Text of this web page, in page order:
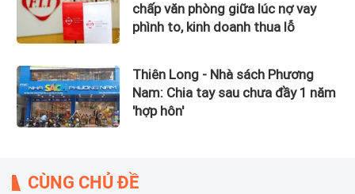
chấp văn phòng giữa lúc nợ vay
phình to, kinh doanh thua lỗ
Thiên Long - Nhà sách Phương
Nam: Chia tay sau chưa đầy 1 năm
'hợp hôn'
CÙNG CHỦ ĐỀ